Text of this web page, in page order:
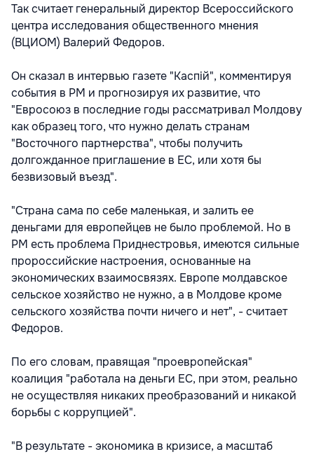
Так считает генеральный директор Всероссийского
центра исследования общественного мнения
(ВЦИОМ) Валерий Федоров.
Он сказал в интервью газете "Каспiй", комментируя
события в РМ и прогнозируя их развитие, что
"Евросоюз в последние годы рассматривал Молдову
как образец того, что нужно делать странам
"Восточного партнерства", чтобы получить
долгожданное приглашение в ЕС, или хотя бы
безвизовый въезд".
"Страна сама по себе маленькая, и залить ее
деньгами для европейцев не было проблемой. Но в
РМ есть проблема Приднестровья, имеются сильные
пророссийские настроения, основанные на
экономических взаимосвязях. Европе молдавское
сельское хозяйство не нужно, а в Молдове кроме
сельского хозяйства почти ничего и нет", - считает
Федоров.
По его словам, правящая "проевропейская"
коалиция "работала на деньги ЕС, при этом, реально
не осуществляя никаких преобразований и никакой
борьбы с коррупцией".
"В результате - экономика в кризисе, а масштаб